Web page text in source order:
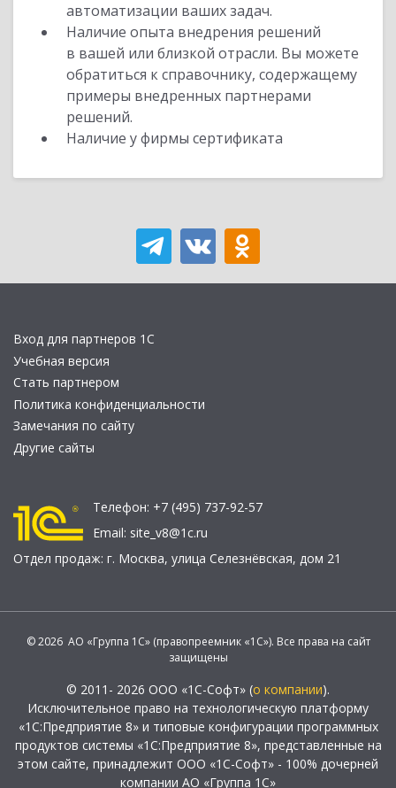
автоматизации ваших задач.
Наличие опыта внедрения решений
в вашей или близкой отрасли. Вы можете
обратиться к справочнику, содержащему
примеры внедренных партнерами
решений.
Наличие у фирмы сертификата
Вход для партнеров 1С
Учебная версия
Стать партнером
Политика конфиденциальности
Замечания по сайту
Другие сайты
Телефон: +7 (495) 737-92-57
Email: site_v8@1c.ru
Отдел продаж: г. Москва, улица Селезнёвская, дом 21
© 2026 АО «Группа 1С» (правопреемник «1С»). Все права на сайт
защищены
© 2011- 2026 ООО «1С-Софт» (о компании).
Исключительное право на технологическую платформу
«1С:Предприятие 8» и типовые конфигурации программных
продуктов системы «1С:Предприятие 8», представленные на
этом сайте, принадлежит ООО «1С-Софт» - 100% дочерней
компании АО «Группа 1С»